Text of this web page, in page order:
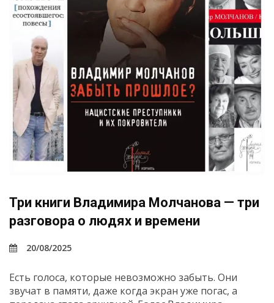
Три книги Владимира Молчанова — три
разговора о людях и времени
20/08/2025
Есть голоса, которые невозможно забыть. Они
звучат в памяти, даже когда экран уже погас, а